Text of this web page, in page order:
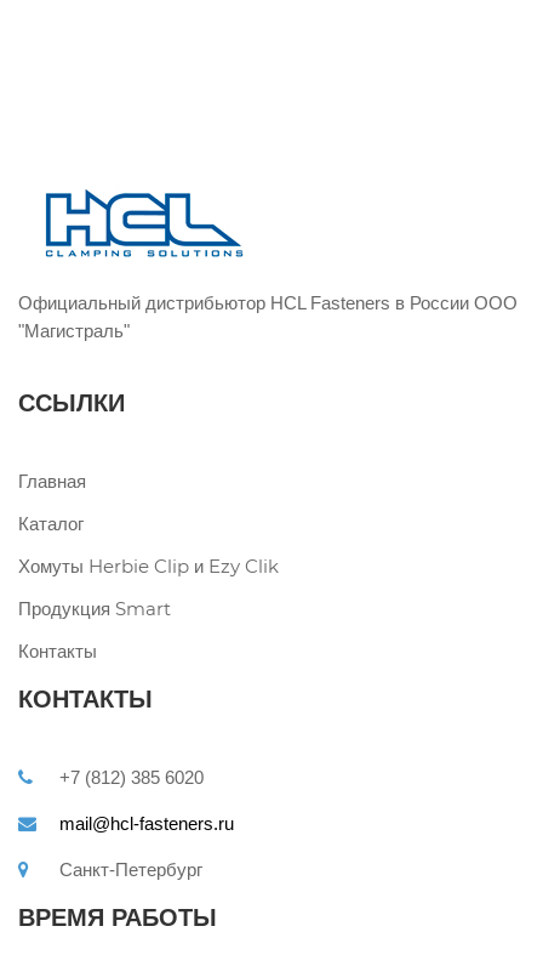
Официальный дистрибьютор HCL Fasteners в России ООО
"Магистраль"
ССЫЛКИ
Главная
Каталог
Хомуты Herbie Clip и Ezy Clik
Продукция Smart
Контакты
КОНТАКТЫ
+7 (812) 385 6020
mail@hcl-fasteners.ru
Санкт-Петербург
ВРЕМЯ РАБОТЫ